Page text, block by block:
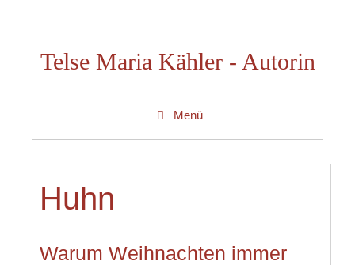
springenTelse Maria Kähler - Autorin
Menü
Huhn
Warum Weihnachten immer